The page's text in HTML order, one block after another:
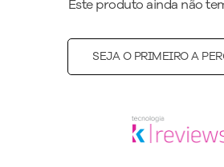
Este produto ainda não
SEJA O PRIMEIRO A